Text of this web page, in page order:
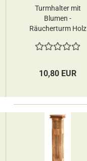
Turmhalter mit
Blumen -
Räucherturm Holz
10,80 EUR